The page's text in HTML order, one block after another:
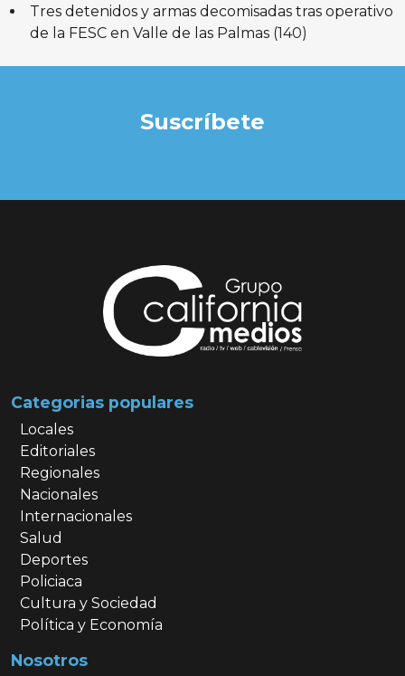
Tres detenidos y armas decomisadas tras operativo
de la FESC en Valle de las Palmas (140)
Suscríbete
Categorias populares
Locales
Editoriales
Regionales
Nacionales
Internacionales
Salud
Deportes
Policiaca
Cultura y Sociedad
Política y Economía
Nosotros